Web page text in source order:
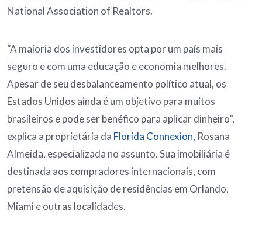
National Association of Realtors.
“A maioria dos investidores opta por um país mais
seguro e com uma educação e economia melhores.
Apesar de seu desbalanceamento político atual, os
Estados Unidos ainda é um objetivo para muitos
brasileiros e pode ser benéfico para aplicar dinheiro”,
explica a proprietária da Florida Connexion, Rosana
Almeida, especializada no assunto. Sua imobiliária é
destinada aos compradores internacionais, com
pretensão de aquisição de residências em Orlando,
Miami e outras localidades.